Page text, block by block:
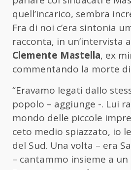
quell’incarico, sembra
Fra di noi c’era sintonia
racconta, in un’intervista
Clemente Mastella, ex
commentando la morte
“Eravamo legati dallo
popolo – aggiunge -. Lui
mondo delle piccole
ceto medio spiazzato, io
del Sud. Una volta – era
– cantammo insieme a